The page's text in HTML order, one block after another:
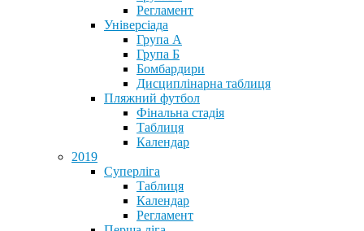
Регламент
Універсіада
Група А
Група Б
Бомбардири
Дисциплінарна таблиця
Пляжний футбол
Фінальна стадія
Таблиця
Календар
2019
Суперліга
Таблиця
Календар
Регламент